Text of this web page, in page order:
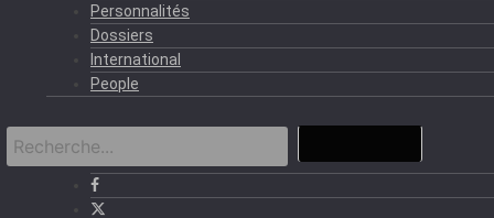
Personnalités
Dossiers
International
People